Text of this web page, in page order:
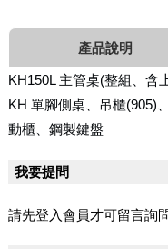
產品說明
KH150L 主管桌(整組、含
KH 單腳側桌、 吊櫃(905)、
動櫃、 鋼製鍵盤
我要提問
請先登入會員才可留言詢